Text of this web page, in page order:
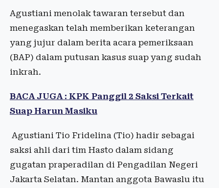
Agustiani menolak tawaran tersebut dan
menegaskan telah memberikan keterangan
yang jujur dalam berita acara pemeriksaan
(BAP) dalam putusan kasus suap yang sudah
inkrah.
BACA JUGA : KPK Panggil 2 Saksi Terkait
Suap Harun Masiku
Agustiani Tio Fridelina (Tio) hadir sebagai
saksi ahli dari tim Hasto dalam sidang
gugatan praperadilan di Pengadilan Negeri
Jakarta Selatan. Mantan anggota Bawaslu itu